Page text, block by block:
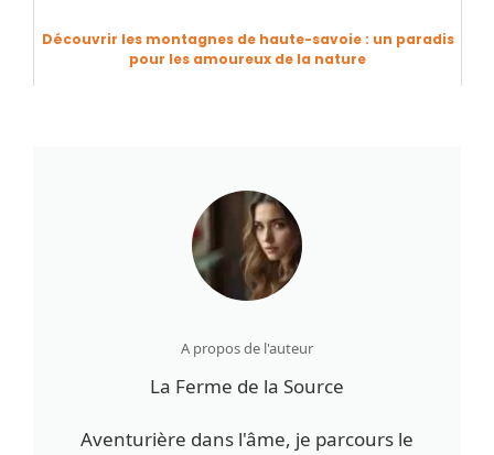
Découvrir les montagnes de haute-savoie : un paradis
pour les amoureux de la nature
A propos de l'auteur
La Ferme de la Source
Aventurière dans l'âme, je parcours le